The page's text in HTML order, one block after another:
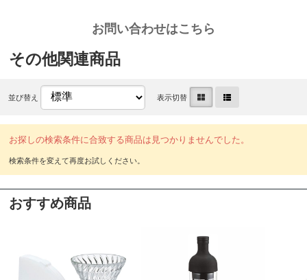
お問い合わせはこちら
その他関連商品
並び替え 表示切替
お探しの検索条件に合致する商品は見つかりませんでした。
おすすめ商品